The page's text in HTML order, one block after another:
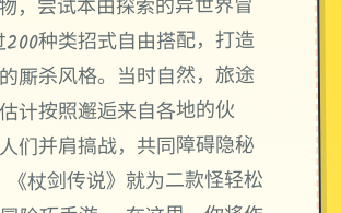
，尝试本由探索的异世界冒
种类招式自由搭配，打造
厮杀风格。当时自然，旅途
计按照邂逅来自各地的伙
们并肩搞战，共同障碍隐秘
杖剑传说》就为二款怪轻松